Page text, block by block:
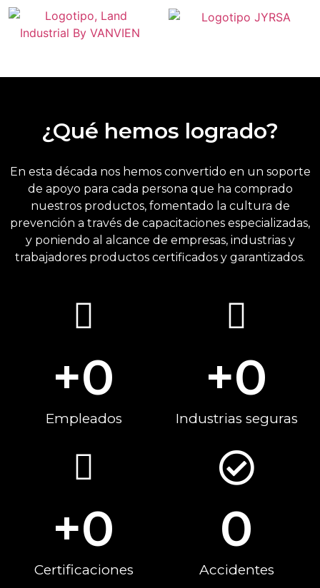
¿Qué hemos logrado?
En esta década nos hemos convertido en un soporte
de apoyo para cada persona que ha comprado
nuestros productos, fomentado la cultura de
prevención a través de capacitaciones especializadas,
y poniendo al alcance de empresas, industrias y
trabajadores productos certificados y garantizados.
Empleados
+0
Industrias seguras
+0
Certificaciones
+0
Accidentes
0